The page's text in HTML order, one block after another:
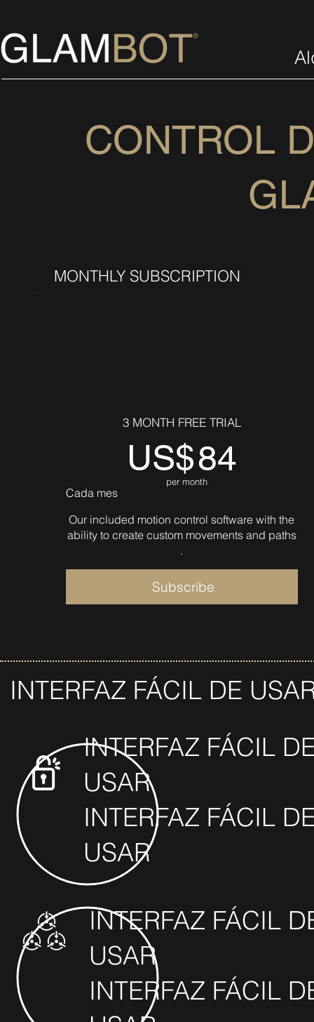
CONTROL
MONTHLY SUBSCRIPTION
US$84
Cada mes
Our included motion control software with the
ability to create custom movements and paths
.
Subscribe
per month
3 MONTH FREE TRIAL
INTERFAZ FÁCIL DE
INTERFAZ FÁCIL
USAR
INTERFAZ FÁCIL
USAR
INTERFAZ FÁCIL
USAR
INTERFAZ FÁCIL